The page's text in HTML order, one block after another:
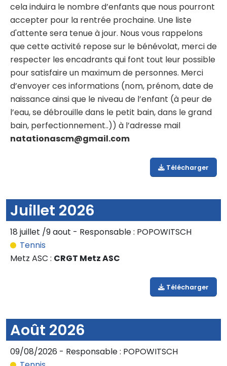
cela induira le nombre d’enfants que nous pourront
accepter pour la rentrée prochaine. Une liste
d'attente sera tenue à jour. Nous vous rappelons
que cette activité repose sur le bénévolat, merci de
respecter les encadrants qui font tout leur possible
pour satisfaire un maximum de personnes. Merci
d’envoyer ces informations (nom, prénom, date de
naissance ainsi que le niveau de l’enfant (à peur de
l’eau, se débrouille dans le petit bain, dans le grand
bain, perfectionnement..)) à l’adresse mail
natationascm@gmail.com
Télécharger
Juillet 2026
18 juillet /9 aout - Responsable : POPOWITSCH
Tennis
Metz ASC : CRGT Metz ASC
Télécharger
Août 2026
09/08/2026 - Responsable : POPOWITSCH